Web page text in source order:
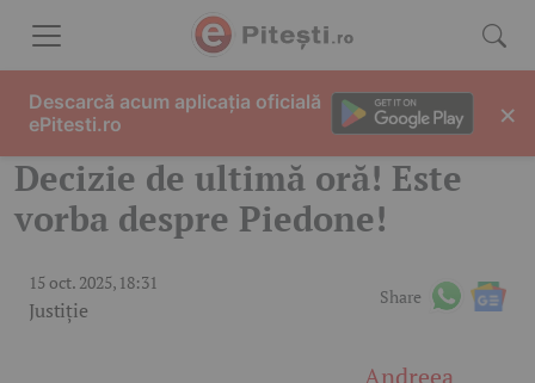
Decizie de ultimă oră! Este
vorba despre Piedone!
15 oct. 2025, 18:31
Justiție
Share
Andreea
Descarcă acum aplicația oficială
ePitesti.ro
×